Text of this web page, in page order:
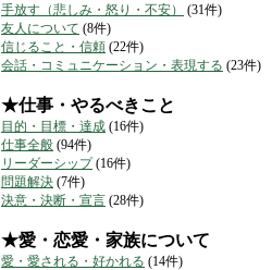
手放す（悲しみ・怒り・不安）
(31件)
友人について (8件)
信じること・信頼 (22件)
会話・コミュニケーション・表現する (23件)
★仕事・やるべきこと
目的・目標・達成 (16件)
仕事全般 (94件)
リーダーシップ(16件)
問題解決 (7件)
決意・決断・宣言 (28件)
★愛・恋愛・家族について
愛・愛される・好かれる (14件)